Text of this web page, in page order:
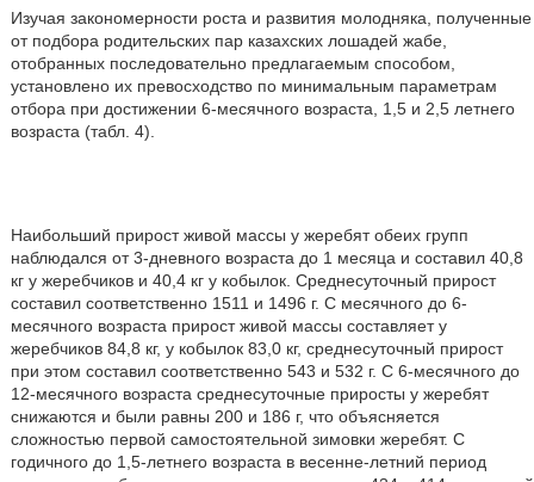
Изучая закономерности роста и развития молодняка, полученные
от подбора родительских пар казахских лошадей жабе,
отобранных последовательно предлагаемым способом,
установлено их превосходство по минимальным параметрам
отбора при достижении 6-месячного возраста, 1,5 и 2,5 летнего
возраста (табл. 4).
Наибольший прирост живой массы у жеребят обеих групп
наблюдался от 3-дневного возраста до 1 месяца и составил 40,8
кг у жеребчиков и 40,4 кг у кобылок. Среднесуточный прирост
составил соответственно 1511 и 1496 г. С месячного до 6-
месячного возраста прирост живой массы составляет у
жеребчиков 84,8 кг, у кобылок 83,0 кг, среднесуточный прирост
при этом составил соответственно 543 и 532 г. С 6-месячного до
12-месячного возраста среднесуточные приросты у жеребят
снижаются и были равны 200 и 186 г, что объясняется
сложностью первой самостоятельной зимовки жеребят. С
годичного до 1,5-летнего возраста в весенне-летний период